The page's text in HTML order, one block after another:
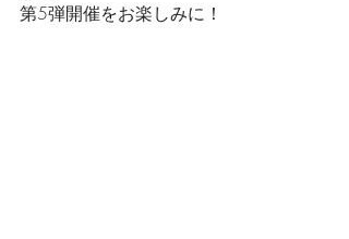
第5弾開催をお楽しみに！